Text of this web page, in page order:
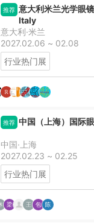
推荐 意大利米兰光学眼
Italy
意大利·米兰
2027.02.06 ~ 02.08
行业热门展
推荐 中国（上海）国际
中国·上海
2027.02.23 ~ 02.25
行业热门展